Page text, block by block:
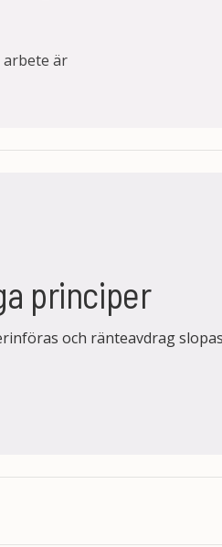
arbete är
principer
och ränteavdrag